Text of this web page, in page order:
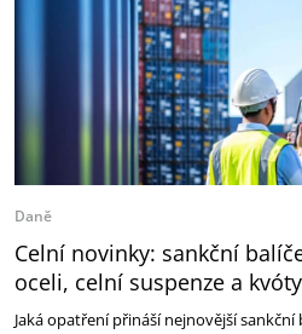
Daně
Celní novinky: sankční
oceli, celní suspenze a kvóty
Jaká opatření přináší nejnovější sankční